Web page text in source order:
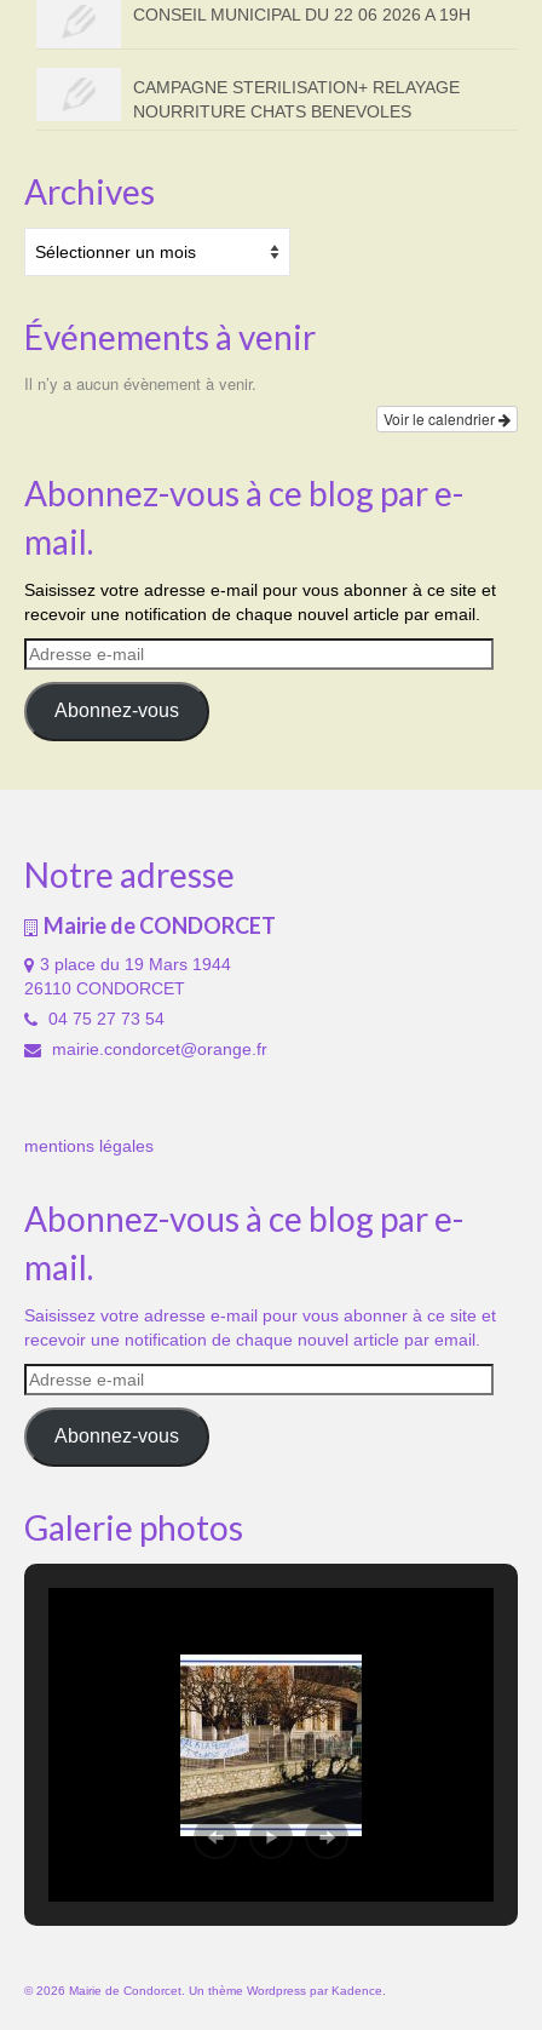
CONSEIL MUNICIPAL DU 22 06 2026 A 19H
CAMPAGNE STERILISATION+ RELAYAGE
NOURRITURE CHATS BENEVOLES
Archives
Événements à venir
Il n’y a aucun évènement à venir.
Voir le calendrier
Abonnez-vous à ce blog par e-
mail.
Saisissez votre adresse e-mail pour vous abonner à ce site et
recevoir une notification de chaque nouvel article par email.
Adresse
e-
mail
Abonnez-vous
Notre adresse
Mairie de CONDORCET
3 place du 19 Mars 1944
26110 CONDORCET
04 75 27 73 54
mairie.condorcet@orange.fr
mentions légales
Abonnez-vous à ce blog par e-
mail.
Saisissez votre adresse e-mail pour vous abonner à ce site et
recevoir une notification de chaque nouvel article par email.
Adresse
e-
mail
Abonnez-vous
Galerie photos
© 2026 Mairie de Condorcet. Un thème Wordpress par Kadence.